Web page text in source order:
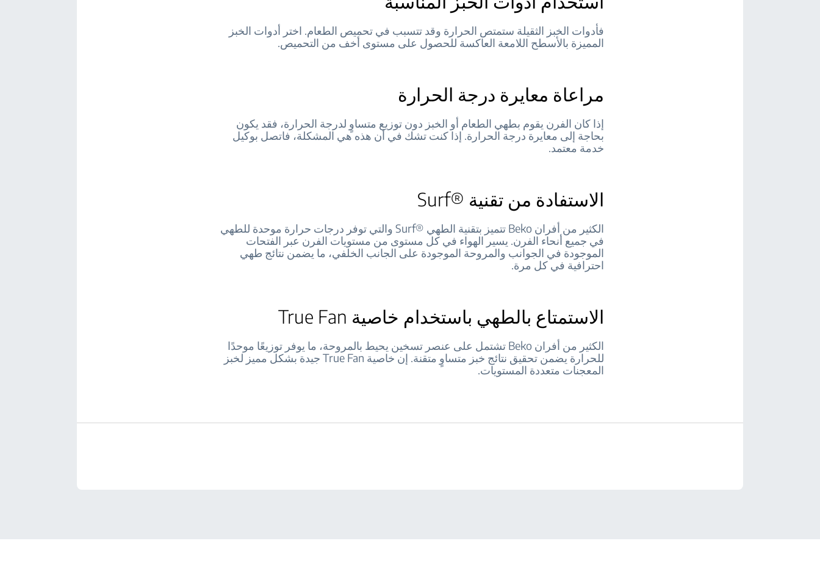
فأدوات الخبز الثقيلة ستمتص الحرارة وقد تتسبب في تحميص الطعام. اختر أدوات الخبز
المميزة بالأسطح اللامعة العاكسة للحصول على مستوى أخف من التحميص.
مراعاة معايرة درجة الحرارة
إذا كان الفرن يقوم بطهي الطعام أو الخبز دون توزيع متساوٍ لدرجة الحرارة، فقد يكون
بحاجة إلى معايرة درجة الحرارة. إذا كنت تشك في أن هذه هي المشكلة، فاتصل بوكيل
خدمة معتمد.
الاستفادة من تقنية ®Surf
الكثير من أفران Beko تتميز بتقنية الطهي ®Surf والتي توفر درجات حرارة موحدة للطهي
في جميع أنحاء الفرن. يسير الهواء في كل مستوى من مستويات الفرن عبر الفتحات
الموجودة في الجوانب والمروحة الموجودة على الجانب الخلفي، ما يضمن نتائج طهي
احترافية في كل مرة.
الاستمتاع بالطهي باستخدام خاصية True Fan
الكثير من أفران Beko تشتمل على عنصر تسخين يحيط بالمروحة، ما يوفر توزيعًا موحدًا
للحرارة يضمن تحقيق نتائج خبز متساوٍ متقنة. إن خاصية True Fan جيدة بشكل مميز لخبز
المعجنات متعددة المستويات.